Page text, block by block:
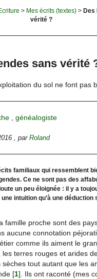
> Mes écrits (textes)> Des
vérité ?
sans vérité
du sol ne font pas
,généalogiste
,parRoland
familiaux qui ressemblent
Ce ne sont pas des
un peu éloignée : il y a
intuition qu’à une déduction
famille proche sont des
aucune connotation
comme ils aiment le
terres rouges et arides
tout autant que les
[1] . Ils ont raconté (mes